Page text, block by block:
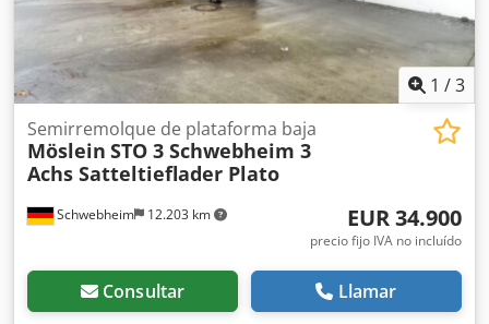
1 /3
Schwebheim 12.203 km
Semirremolque de plataforma baja
Möslein STO 3 Schwebheim 3
Achs Satteltieflader Plato
EUR 34.900
precio fijo IVA no incluído
Consultar Llamar